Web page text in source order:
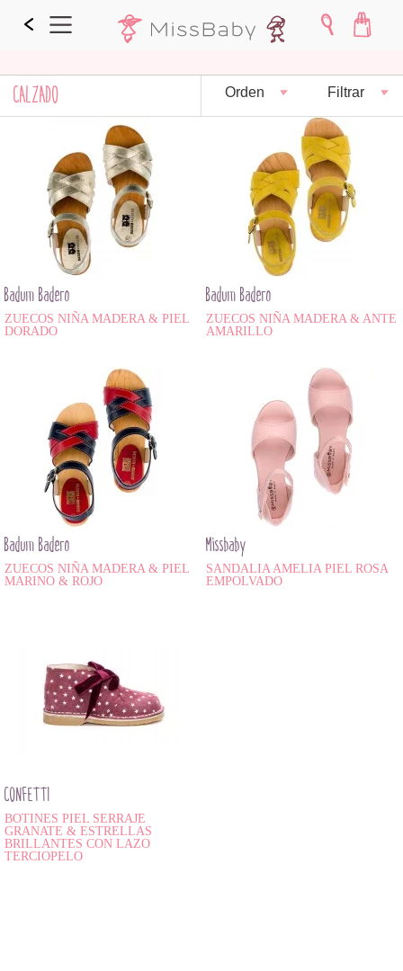
CALZADO Orden Filtrar
Badum Badero
ZUECOS NIÑA MADERA & PIEL
DORADO
Badum Badero
ZUECOS NIÑA MADERA & ANTE
AMARILLO
Badum Badero
ZUECOS NIÑA MADERA & PIEL
MARINO & ROJO
Missbaby
SANDALIA AMELIA PIEL ROSA
EMPOLVADO
CONFETTI
BOTINES PIEL SERRAJE
GRANATE & ESTRELLAS
BRILLANTES CON LAZO
TERCIOPELO